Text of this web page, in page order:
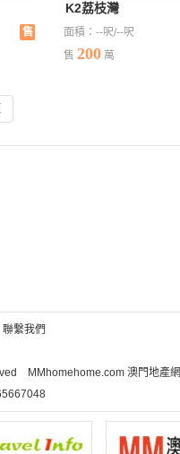
售
K2荔枝灣
面積：--呎/--呎
售 200 萬
聯繫我們
MMhomehome.com 澳門地產網